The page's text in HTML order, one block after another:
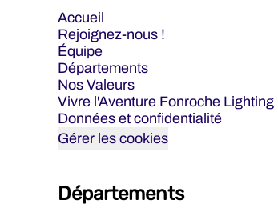
Accueil
Rejoignez-nous !
Équipe
Départements
Nos Valeurs
Vivre l'Aventure Fonroche Lighting
Données et confidentialité
Gérer les cookies
Départements